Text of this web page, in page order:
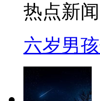
热点新闻
六岁男